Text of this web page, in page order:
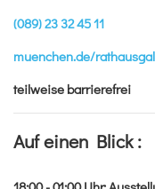
(089) 23 32 45 11
muenchen.de/
teilweise barrierefrei
Auf einen Blick :